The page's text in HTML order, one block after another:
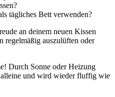
tägliches Bett verwenden?
an deinem neuen Kissen
regelmäßig auszulüften oder
Durch Sonne oder Heizung
und wird wieder fluffig wie